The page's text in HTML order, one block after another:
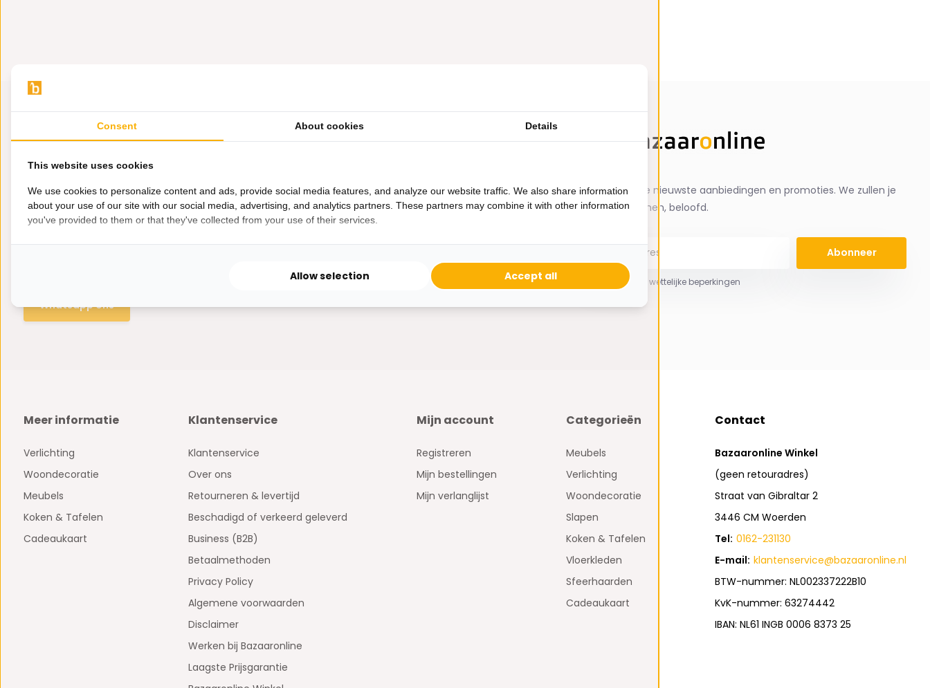
Hulp nodig?
Whatsapp ons
Heb je een vraag?
Bereikbaar van ma - vr 10:00 tot 17:00
0162-231130
klantenservice@bazaaronline.nl
Ontvang de nieuwste aanbiedingen en promoties. We zullen je
niet spammen, beloofd.
Abonneer
* Lees hier de wettelijke beperkingen
Meer informatie
Verlichting
Woondecoratie
Meubels
Koken & Tafelen
Cadeaukaart
Klantenservice
Klantenservice
Over ons
Retourneren & levertijd
Beschadigd of verkeerd geleverd
Business (B2B)
Betaalmethoden
Privacy Policy
Algemene voorwaarden
Disclaimer
Werken bij Bazaaronline
Laagste Prijsgarantie
Mijn account
Registreren
Mijn bestellingen
Mijn verlanglijst
Categorieën
Meubels
Verlichting
Woondecoratie
Slapen
Koken & Tafelen
Vloerkleden
Sfeerhaarden
Cadeaukaart
Contact
Bazaaronline Winkel
(geen retouradres)
Straat van Gibraltar 2
3446 CM Woerden
Tel: 0162-231130
E-mail: klantenservice@bazaaronline.nl
BTW-nummer: NL002337222B10
KvK-nummer: 63274442
IBAN: NL61 INGB 0006 8373 25
Consent About cookies Details
This website uses cookies
We use cookies to personalize content and ads, provide social media features, and analyze our website traffic. We also share information
about your use of our site with our social media, advertising, and analytics partners. These partners may combine it with other information
you've provided to them or that they've collected from your use of their services.
Allow selection Accept all